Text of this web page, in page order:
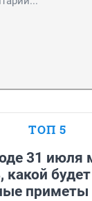
ТОП 5
31 июля
какой
приметы